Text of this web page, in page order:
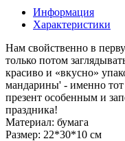
Информация
Характеристики
Нам свойственно в
только потом
красиво и «вкусно»
мандарины' - именно тот
презент особенным и
праздника!
Материал: бумага
Размер: 22*30*10 см